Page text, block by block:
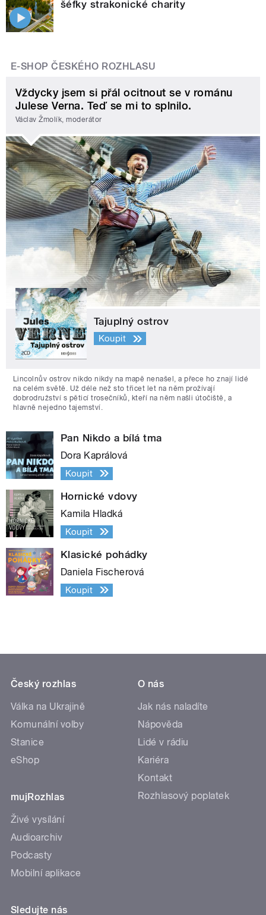
šéfky strakonické charity
E-SHOP ČESKÉHO ROZHLASU
Vždycky jsem si přál ocitnout se v románu
Julese Verna. Teď se mi to splnilo.
Václav Žmolík, moderátor
Tajuplný ostrov
Koupit
Lincolnův ostrov nikdo nikdy na mapě nenašel, a přece ho znají lidé
na celém světě. Už déle než sto třicet let na něm prožívají
dobrodružství s pěticí trosečníků, kteří na něm našli útočiště, a
hlavně nejedno tajemství.
Pan Nikdo a bílá tma
Dora Kaprálová
Koupit
Hornické vdovy
Kamila Hladká
Koupit
Klasické pohádky
Daniela Fischerová
Koupit
Český rozhlas
Válka na Ukrajině
Komunální volby
Stanice
eShop
mujRozhlas
Živé vysílání
Audioarchiv
Podcasty
Mobilní aplikace
O nás
Jak nás naladíte
Nápověda
Lidé v rádiu
Kariéra
Kontakt
Rozhlasový poplatek
Sledujte nás